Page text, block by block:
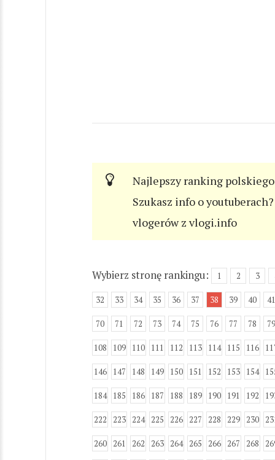
Najlepszy ranking
Szukasz info o
vlogerów z vlogi.info
Wybierz stronę rankingu: 1 2 3
32 33 34 35 36 37 38 39 40 41
70 71 72 73 74 75 76 77 78 79
108 109 110 111 112 113 114 115 116
146 147 148 149 150 151 152 153 154
184 185 186 187 188 189 190 191 192
222 223 224 225 226 227 228 229 230
260 261 262 263 264 265 266 267 268